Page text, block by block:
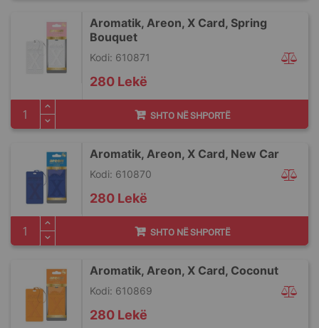
Aromatik, Areon, X Card, Spring
Bouquet
280 Lekë
Kodi: 610871
SHTO NË SHPORTË
Aromatik, Areon, X Card, New Car
280 Lekë
Kodi: 610870
SHTO NË SHPORTË
Aromatik, Areon, X Card, Coconut
280 Lekë
Kodi: 610869